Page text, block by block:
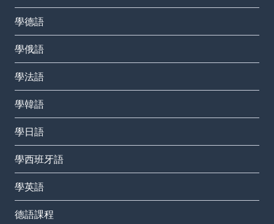
學德語
學俄語
學法語
學韓語
學日語
學西班牙語
學英語
德語課程